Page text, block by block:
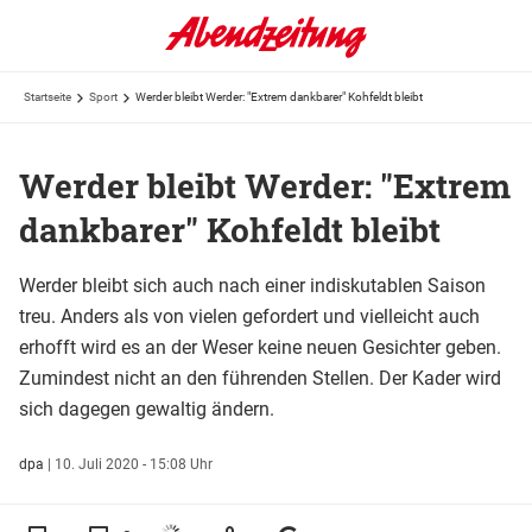
Startseite Sport Werder bleibt Werder: "Extrem dankbarer" Kohfeldt bleibt
Werder bleibt Werder: "Extrem
dankbarer" Kohfeldt bleibt
Werder bleibt sich auch nach einer indiskutablen Saison
treu. Anders als von vielen gefordert und vielleicht auch
erhofft wird es an der Weser keine neuen Gesichter geben.
Zumindest nicht an den führenden Stellen. Der Kader wird
sich dagegen gewaltig ändern.
dpa | 10. Juli 2020 - 15:08 Uhr